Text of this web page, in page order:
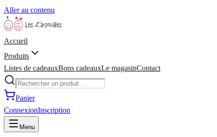
Aller au contenu
Accueil
Produits
Listes de cadeauxBons cadeauxLe magasinContact
Panier
ConnexionInscription
Menu